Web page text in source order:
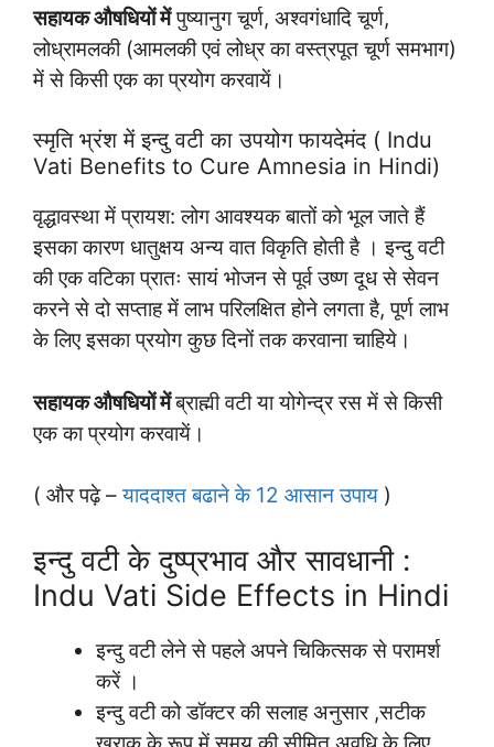
सहायक औषधियों मेंपुष्यानुग चूर्ण, अश्वगंधादि चूर्ण,
लोध्रामलकी (आमलकी एवं लोध्र का वस्त्रपूत चूर्ण समभाग)
में से किसी एक का प्रयोग करवायें।
स्मृति भ्रंश में इन्दु वटी का उपयोग फायदेमंद ( Indu
Vati Benefits to Cure Amnesia in Hindi)
वृद्धावस्था में प्रायश: लोग आवश्यक बातों को भूल जाते हैं
इसका कारण धातुक्षय अन्य वात विकृति होती है । इन्दु वटी
की एक वटिका प्रातः सायं भोजन से पूर्व उष्ण दूध से सेवन
करने से दो सप्ताह में लाभ परिलक्षित होने लगता है, पूर्ण लाभ
के लिए इसका प्रयोग कुछ दिनों तक करवाना चाहिये।
सहायक औषधियों मेंब्राह्मी वटी या योगेन्द्र रस में से किसी
एक का प्रयोग करवायें।
( और पढ़े –याददाश्त बढाने के 12 आसान उपाय )
इन्दु वटी के दुष्प्रभाव और सावधानी :
Indu Vati Side Effects in Hindi
इन्दु वटी लेने से पहले अपने चिकित्सक से परामर्श
करें ।
इन्दु वटी को डॉक्टर की सलाह अनुसार ,सटीक